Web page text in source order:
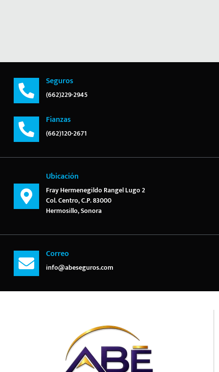
Seguros
(662)229-2945
Fianzas
(662)120-2671
Ubicación
Fray Hermenegildo Rangel Lugo 2
Col. Centro, C.P. 83000
Hermosillo, Sonora
Correo
info@abeseguros.com